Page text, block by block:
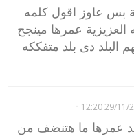
بس عاوز اقول كلمه
العزيزية عمرها مينجح
البلد دى بلد متفككه
29/11/
-
عمرها ما هتنضف من